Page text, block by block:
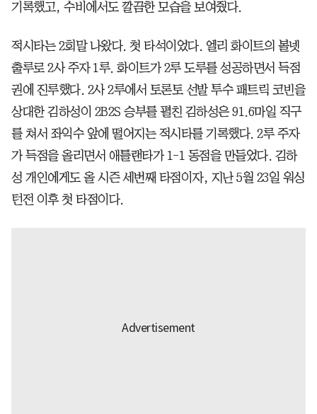
기록했고, 수비에서도 깔끔한 모습을 보여줬다.
적시타는 2회말 나왔다. 첫 타석이었다. 엘리 화이트의 볼넷
출루로 2사 주자 1루. 화이트가 2루 도루를 성공하면서 득점
권에 진루했다. 2사 2루에서 토론토 선발 투수 패트릭 코빈을
상대한 김하성이 2B2S 승부를 펼친 김하성은 91.6마일 직구
를 쳐서 좌익수 앞에 떨어지는 적시타를 기록했다. 2루 주자
가 득점을 올리면서 애틀랜타가 1-1 동점을 만들었다. 김하
성 개인에게도 올 시즌 세번째 타점이자, 지난 5월 23일 워싱
턴전 이후 첫 타점이다.